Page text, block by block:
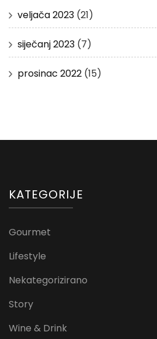
veljača 2023 (21)
siječanj 2023 (7)
prosinac 2022 (15)
KATEGORIJE
Gourmet
Lifestyle
Nekategorizirano
Story
Wine & Drink